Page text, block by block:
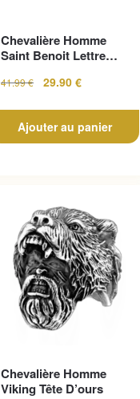
Chevalière Homme
Saint Benoit Lettre
41.99€ 29.90 €
Ajouter au panier
Chevalière Homme
Viking Tête D’ours